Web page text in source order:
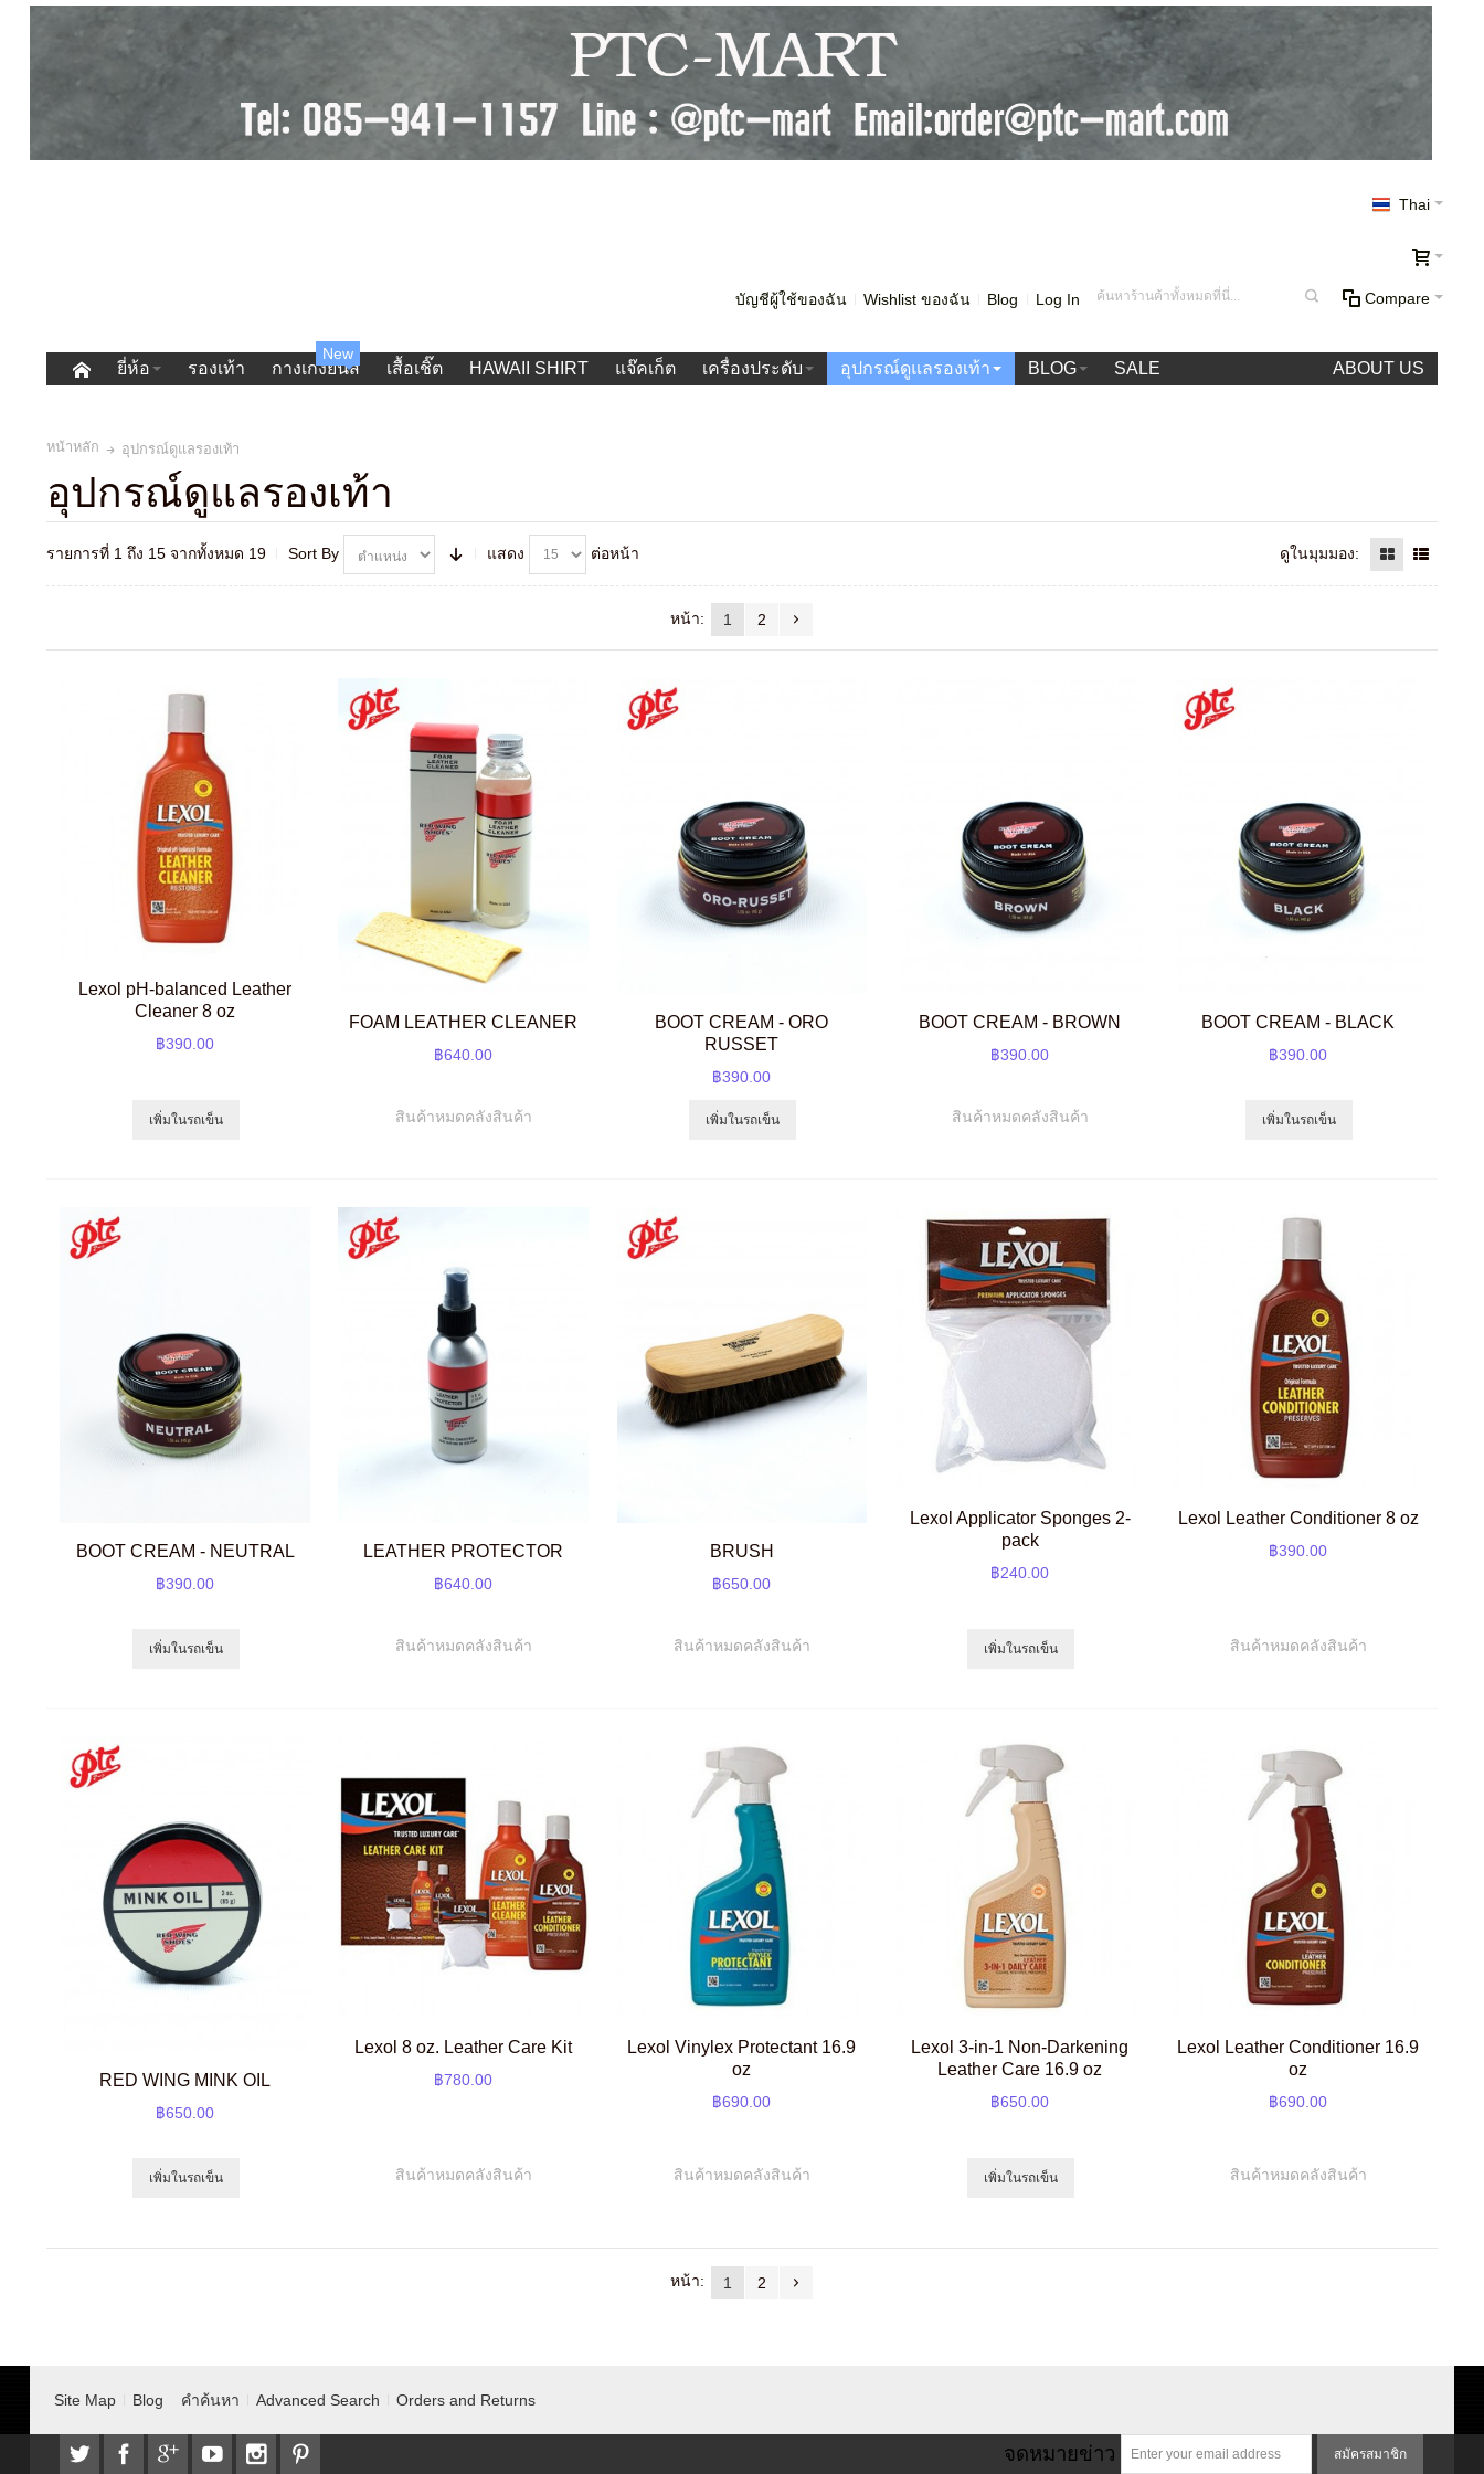
Thai
Compare
บัญชีผู้ใช้ของฉัน Wishlist ของฉัน Blog Log In
ยี่ห้อ รองเท้า กางเกงยีนส์
New
เสื้อเชิ๊ต HAWAII SHIRT แจ๊คเก็ต เครื่องประดับ อุปกรณ์ดูแลรองเท้า BLOG SALE ABOUT US
หน้าหลัก อุปกรณ์ดูแลรองเท้า
อุปกรณ์ดูแลรองเท้า
รายการที่ 1 ถึง 15 จากทั้งหมด 19 Sort By แสดง ต่อหน้า ดูในมุมมอง:
หน้า: 1 2
Lexol pH-balanced Leather
Cleaner 8 oz
฿390.00
เพิ่มในรถเข็น
FOAM LEATHER CLEANER
฿640.00
สินค้าหมดคลังสินค้า
BOOT CREAM - ORO
RUSSET
฿390.00
เพิ่มในรถเข็น
BOOT CREAM - BROWN
฿390.00
สินค้าหมดคลังสินค้า
BOOT CREAM - BLACK
฿390.00
เพิ่มในรถเข็น
BOOT CREAM - NEUTRAL
฿390.00
เพิ่มในรถเข็น
LEATHER PROTECTOR
฿640.00
สินค้าหมดคลังสินค้า
BRUSH
฿650.00
สินค้าหมดคลังสินค้า
Lexol Applicator Sponges 2-
pack
฿240.00
เพิ่มในรถเข็น
Lexol Leather Conditioner 8 oz
฿390.00
สินค้าหมดคลังสินค้า
RED WING MINK OIL
฿650.00
เพิ่มในรถเข็น
Lexol 8 oz. Leather Care Kit
฿780.00
สินค้าหมดคลังสินค้า
Lexol Vinylex Protectant 16.9
oz
฿690.00
สินค้าหมดคลังสินค้า
Lexol 3-in-1 Non-Darkening
Leather Care 16.9 oz
฿650.00
เพิ่มในรถเข็น
Lexol Leather Conditioner 16.9
oz
฿690.00
สินค้าหมดคลังสินค้า
หน้า: 1 2
Site Map Blog คำค้นหา Advanced Search Orders and Returns
จดหมายข่าว สมัครสมาชิก